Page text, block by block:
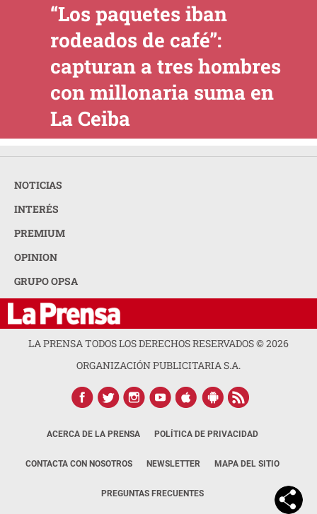
“Los paquetes iban
rodeados de café”:
capturan a tres hombres
con millonaria suma en
La Ceiba
NOTICIAS
INTERÉS
PREMIUM
OPINION
GRUPO OPSA
LA PRENSA TODOS LOS DERECHOS RESERVADOS ©2026
ORGANIZACIÓN PUBLICITARIA S.A.
ACERCA DE LA PRENSA POLÍTICA DE PRIVACIDAD
CONTACTA CON NOSOTROS NEWSLETTER MAPA DEL SITIO
PREGUNTAS FRECUENTES